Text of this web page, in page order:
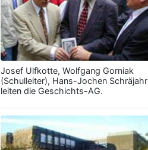
Josef Ulfkotte, Wolfgang Gorniak
(Schulleiter), Hans-Jochen Schräjahr
leiten die Geschichts-AG.